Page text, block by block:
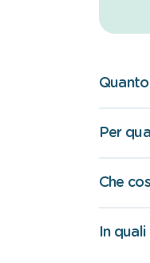
Per
Che
In